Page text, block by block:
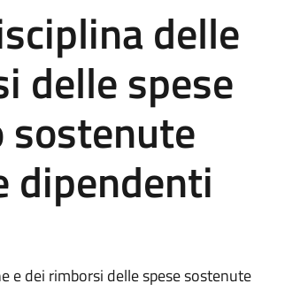
delle
delle spese
sostenute
dipendenti
e dei rimborsi delle spese sostenute